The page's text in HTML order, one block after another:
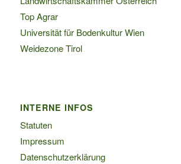
Top Agrar
Universität für Bodenkultur Wien
Weidezone Tirol
INTERNE INFOS
Statuten
Impressum
Datenschutzerklärung